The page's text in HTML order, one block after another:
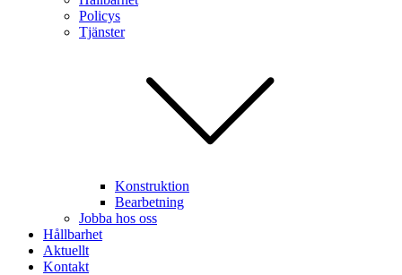
Policys
Tjänster
Konstruktion
Bearbetning
Jobba hos oss
Hållbarhet
Aktuellt
Kontakt